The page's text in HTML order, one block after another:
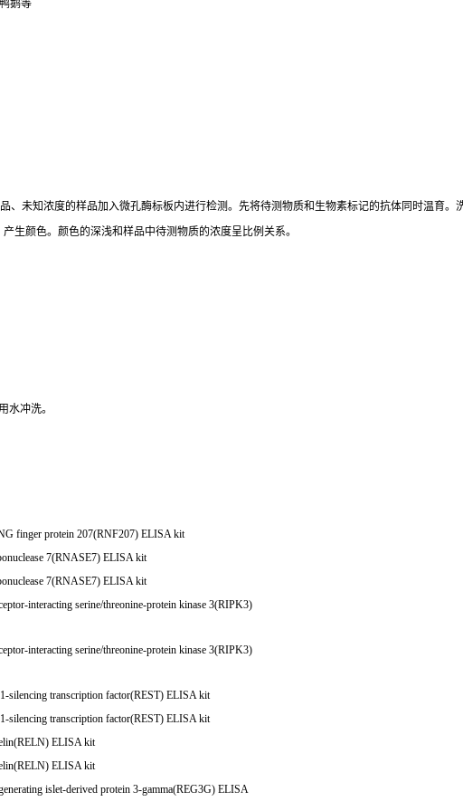
鹅等
未知浓度的样品加入微孔酶标板内进行检测。先将待测物质和生物素标记的抗体同时温育。
生颜色。颜色的深浅和样品中待测物质的浓度呈比例关系。
水冲洗。
finger protein 207(RNF207) ELISA kit
7(RNASE7) ELISA kit
7(RNASE7) ELISA kit
interacting serine/threonine-protein kinase 3(RIPK3)
interacting serine/threonine-protein kinase 3(RIPK3)
silencing transcription factor(REST) ELISA kit
silencing transcription factor(REST) ELISA kit
ELISA kit
ELISA kit
islet-derived protein 3-gamma(REG3G) ELISA